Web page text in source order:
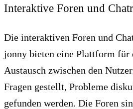
Interaktive Foren und
Die interaktiven Foren und
jonny bieten eine Plattform für
Austausch zwischen den
Fragen gestellt, Probleme
gefunden werden. Die Foren